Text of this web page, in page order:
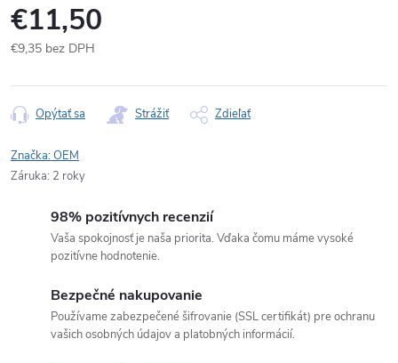
€11,50
€9,35 bez DPH
cena:
Opýtať sa Strážiť Zdieľať
Značka:OEM
Záruka: 2 roky
98% pozitívnych recenzií
Vaša spokojnosť je naša priorita. Vďaka čomu máme vysoké
pozitívne hodnotenie.
Bezpečné nakupovanie
Používame zabezpečené šifrovanie (SSL certifikát) pre ochranu
vašich osobných údajov a platobných informácií.